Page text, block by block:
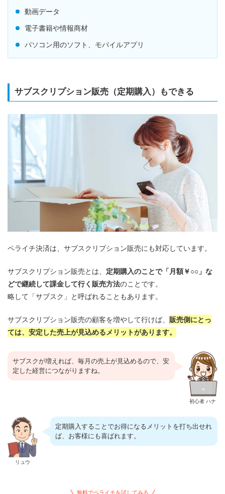
動画データ
電子書籍や情報商材
パソコン用のソフト、モバイルアプリ
サブスクリプション販売（定期購⼊）もできる
ペライチ決済は、サブスクリプション販売にも対応しています。
サブスクリプション販売とは、 定期購入のことで「月額￥○○」な
どで継続して課金して行く販売方法のことです。
略して「サブスク」と呼ばれることもあります。
サブスクリプション販売の顧客を増やして行けば、 販売側にとっ
ては、安定した売上が見込めるメリットがあります。
初心者 ハナ
サブスクが増えれば、毎月の売上が見込めるので、安
定した経営につながりますね。
リュウ
定期購入することでお得になるメリットを打ち出せれ
ば、お客様にも喜ばれます。
無料でペライチを試してみる